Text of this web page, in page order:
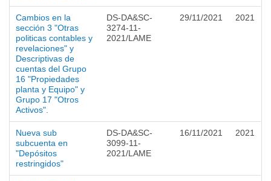
Cambios en la
sección 3 "Otras
politicas contables y
revelaciones" y
Descriptivas de
cuentas del Grupo
16 "Propiedades
planta y Equipo" y
Grupo 17 "Otros
Activos".
DS-DA&SC-
3274-11-
2021/LAME
29/11/2021 2021
Nueva sub
subcuenta en
"Depósitos
restringidos"
DS-DA&SC-
3099-11-
2021/LAME
16/11/2021 2021